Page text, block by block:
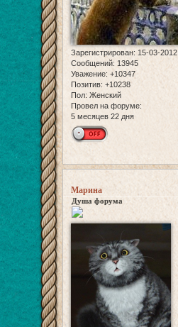
Зарегистрирован: 15-03-2012
Сообщений: 13945
Уважение: +10347
Позитив: +10238
Пол: Женский
Провел на форуме:
5 месяцев 22 дня
Марина
Душа форума